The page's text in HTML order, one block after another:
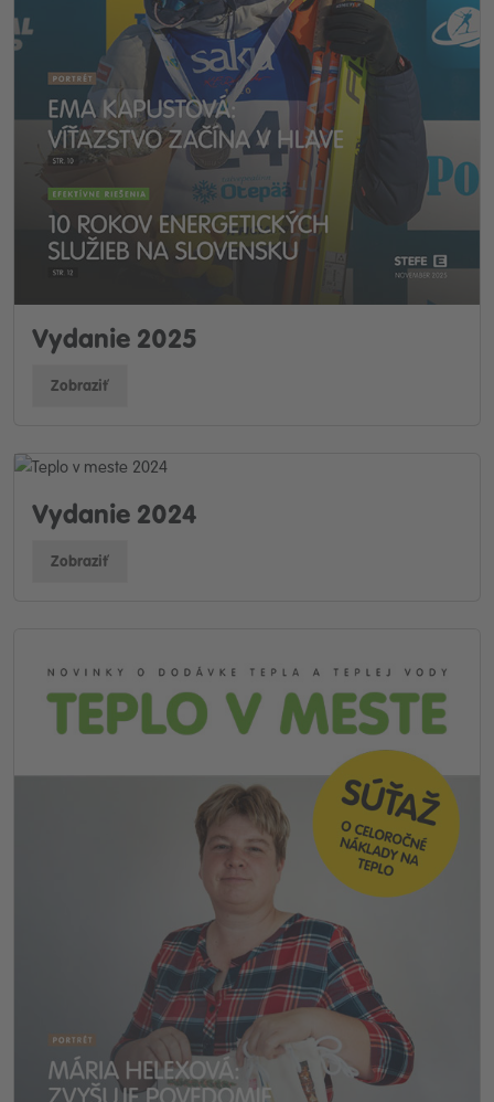
Vydanie 2025
Zobraziť
Vydanie 2024
Zobraziť